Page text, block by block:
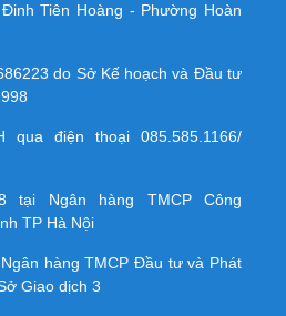
Tiên Hoàng - Phường Hoàn
do Sở Kế hoạch và Đầu tư
qua điện thoại 085.585.1166/
tại Ngân hàng TMCP Công
TP Hà Nội
hàng TMCP Ðầu tư và Phát
Giao dịch 3